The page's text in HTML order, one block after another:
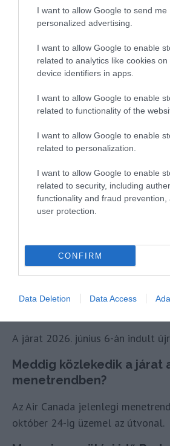
I want to allow Google to send me
personalized advertising.
I want to allow Google to enable
related to analytics like cookies on
device identifiers in apps.
I want to allow Google to enable
related to functionality of the
I want to allow Google to enable
related to personalization.
I want to allow Google to enable
related to security, including
functionality and fraud prevention,
user protection.
CONFIRM
Data Deletion Data Access
kapacitás
47
Kanada utasforgalom
Gyakori kérdések
Van közvetlen járat
között?
alkalommal.Torontoi
keresni.
Mikor indult újra az Air
A járat 2026. június 6-án indult
Meddig közlekedik a járat
menetrendben?
Az Air Canada jelenlegi
október 24-ig üzemel az útvonal.